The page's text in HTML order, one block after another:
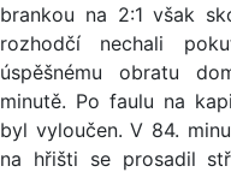
brankou na 2:1 však
rozhodčí nechali
úspěšnému obratu
minutě. Po faulu na
byl vyloučen. V 84.
na hřišti se prosadil